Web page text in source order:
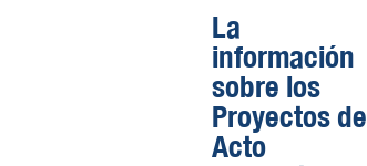
La
información
sobre los
Proyectos de
Acto